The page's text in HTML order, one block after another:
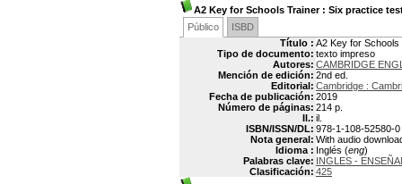
A2 Key for Schools Trainer: Six practice
Público
ISBD
Título : A2 Key for
Tipo de documento: texto impreso
Autores: CAMBRIDGE
Mención de edición: 2nd ed.
Editorial: Cambridge :
Fecha de publicación: 2019
Número de páginas: 214 p.
Il.: il.
ISBN/ISSN/DL: 978-1-108-52580-0
Nota general: With audio
Idioma : Inglés (eng)
Palabras clave: INGLES -
Clasificación: 425